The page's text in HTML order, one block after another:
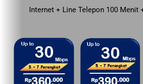
Internet + Line Telepon 100 Menit